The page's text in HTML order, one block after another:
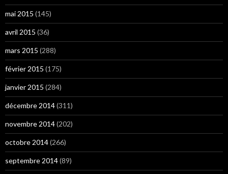
mai 2015 (145)
avril 2015 (36)
mars 2015 (288)
février 2015 (175)
janvier 2015 (284)
décembre 2014(311)
novembre 2014(202)
octobre 2014(266)
septembre 2014(89)